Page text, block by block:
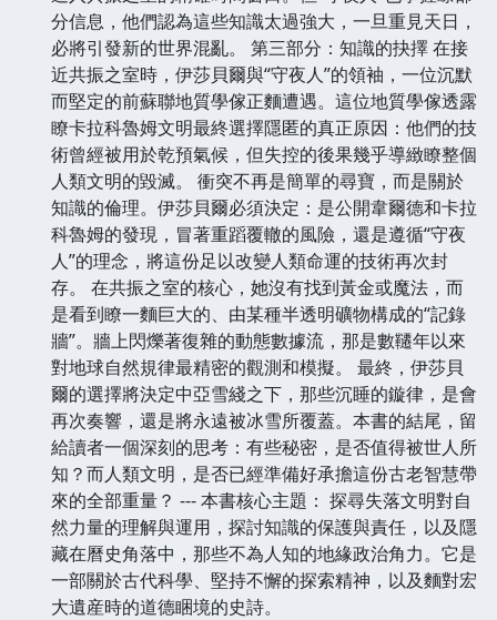
分信息，他們認為這些知識太過強大，一旦重見天日，
必將引發新的世界混亂。 第三部分：知識的抉擇 在接
近共振之室時，伊莎貝爾與“守夜人”的領袖，一位沉默
而堅定的前蘇聯地質學傢正麵遭遇。這位地質學傢透露
瞭卡拉科魯姆文明最終選擇隱匿的真正原因：他們的技
術曾經被用於乾預氣候，但失控的後果幾乎導緻瞭整個
人類文明的毀滅。 衝突不再是簡單的尋寶，而是關於
知識的倫理。伊莎貝爾必須決定：是公開韋爾德和卡拉
科魯姆的發現，冒著重蹈覆轍的風險，還是遵循“守夜
人”的理念，將這份足以改變人類命運的技術再次封
存。 在共振之室的核心，她沒有找到黃金或魔法，而
是看到瞭一麵巨大的、由某種半透明礦物構成的“記錄
牆”。牆上閃爍著復雜的動態數據流，那是數韆年以來
對地球自然規律最精密的觀測和模擬。 最終，伊莎貝
爾的選擇將決定中亞雪綫之下，那些沉睡的鏇律，是會
再次奏響，還是將永遠被冰雪所覆蓋。本書的結尾，留
給讀者一個深刻的思考：有些秘密，是否值得被世人所
知？而人類文明，是否已經準備好承擔這份古老智慧帶
來的全部重量？ --- 本書核心主題： 探尋失落文明對自
然力量的理解與運用，探討知識的保護與責任，以及隱
藏在曆史角落中，那些不為人知的地緣政治角力。它是
一部關於古代科學、堅持不懈的探索精神，以及麵對宏
大遺産時的道德睏境的史詩。